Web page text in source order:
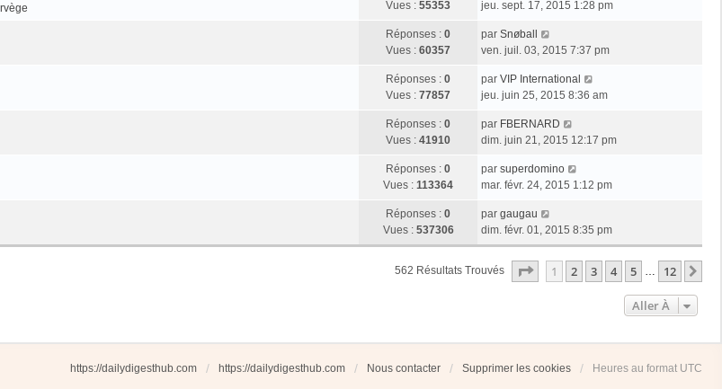
Vues : 55353
jeu. sept. 17, 2015 1:28 pm
Réponses : 0
Vues : 60357
par Snøball
ven. juil. 03, 2015 7:37 pm
Réponses : 0
Vues : 77857
par VIP International
jeu. juin 25, 2015 8:36 am
Réponses : 0
Vues : 41910
par FBERNARD
dim. juin 21, 2015 12:17 pm
Réponses : 0
Vues : 113364
par superdomino
mar. févr. 24, 2015 1:12 pm
Réponses : 0
Vues : 537306
par gaugau
dim. févr. 01, 2015 8:35 pm
562 Résultats Trouvés Page Sur12
1 2 3 4 5 … 12
Aller À
https://dailydigesthub.com https://dailydigesthub.com Nous contacter Supprimer les cookies Heures au format UTC